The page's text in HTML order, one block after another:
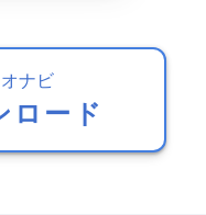
ナビ
ロード